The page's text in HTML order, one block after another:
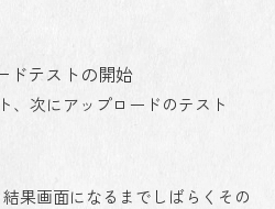
ドテストの開始
、次にアップロードのテスト
果画面になるまでしばらくその